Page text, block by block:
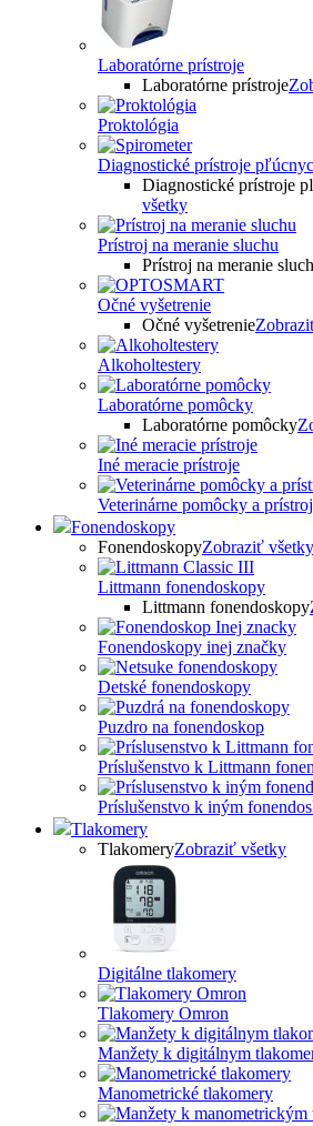
Laboratórne prístroje
Laboratórne prístroje
Proktológia
Diagnostické prístroje
Diagnostické prístroje
všetky
Prístroj na meranie sluchu
Prístroj na meranie
Očné vyšetrenie
Očné vyšetrenie
Alkoholtestery
Laboratórne pomôcky
Laboratórne pomôcky
Iné meracie prístroje
Veterinárne pomôcky a
Fonendoskopy
FonendoskopyZobraziť všetky
Littmann fonendoskopy
Littmann fonendoskopy
Fonendoskopy inej značky
Detské fonendoskopy
Puzdro na fonendoskop
Príslušenstvo k Littmann
Príslušenstvo k iným
Tlakomery
TlakomeryZobraziť všetky
Digitálne tlakomery
Tlakomery Omron
Manžety k digitálnym
Manometrické tlakomery